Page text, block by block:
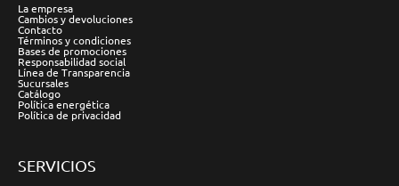
La empresa
Cambios y devoluciones
Contacto
Términos y condiciones
Bases de promociones
Responsabilidad social
Línea de Transparencia
Sucursales
Catálogo
Política energética
Política de privacidad
SERVICIOS